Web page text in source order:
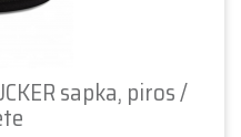
sapka, piros /